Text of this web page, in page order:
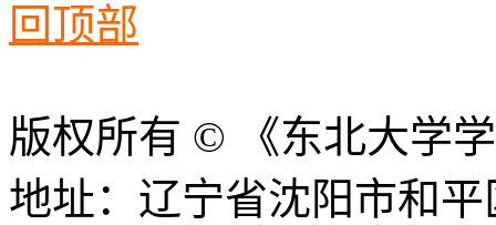
回顶部
版权所有 © 《东北大学
地址：辽宁省沈阳市和